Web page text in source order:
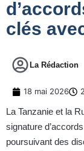
clés
La Rédaction
18 mai 2026
La Tanzanie et la
signature
poursuivant des